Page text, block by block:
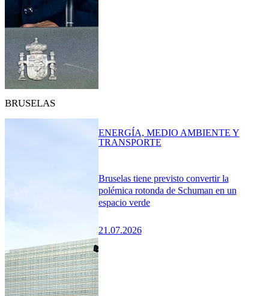
BRUSELAS
Bruselas tiene previsto convertir la
polémica rotonda de Schuman en un
espacio verde
21.07.2026
ENERGÍA, MEDIO AMBIENTE Y
TRANSPORTE